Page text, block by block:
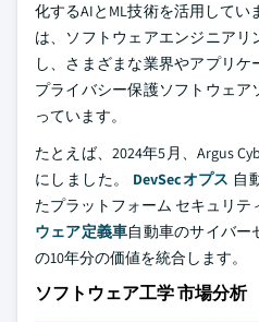
化するAIとML技術を活用してい
は、ソフトウェアエンジニア
し、さまざまな業界やアプリケ
プライバシー保護ソフトウェア
っています。
たとえば、2024年5月、Argus
にしました。 DevSecオプス 自
たプラットフォーム セキュリテ
ウェア定義車自動車のサイバー
の10年分の価値を統合します。
ソフトウェア工学 市場分析